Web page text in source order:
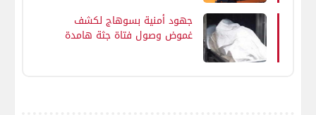
جهود أمنية بسوهاج لكشف
غموض وصول فتاة جثة هامدة